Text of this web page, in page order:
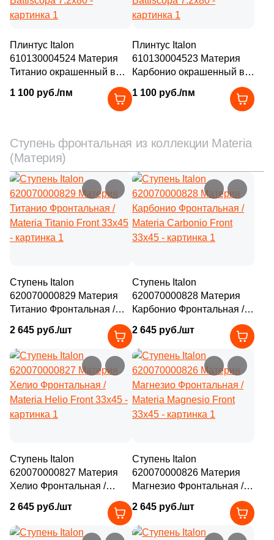
Плинтус Italon
610130004524 Материя
Титанио окрашенный в
Battiscopa 7.2х80
1 100 руб./пм
Плинтус Italon
610130004523 Материя
Карбонио окрашенный в
массе / Materia Carbonio
Battiscopa 7.2х80
1 100 руб./пм
Ступень фронтальная из коллекции Materia
(Материя)
Ступень Italon
620070000829 Материя
Титанио Фронтальная /
Materia Titanio Front 33x45
2 645 руб./шт
Ступень Italon
620070000828 Материя
Карбонио Фронтальная /
33x45
2 645 руб./шт
Ступень Italon
620070000827 Материя
Хелио Фронтальная /
Materia Helio Front 33x45
2 645 руб./шт
Ступень Italon
620070000826 Материя
Магнезио Фронтальная /
33x45
2 645 руб./шт